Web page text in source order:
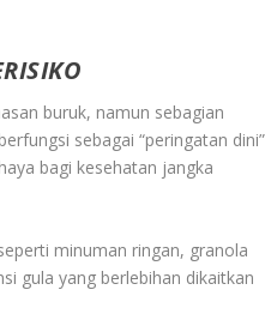
buruk, namun sebagian
sebagai “peringatan dini”
bagi kesehatan jangka
minuman ringan, granola
gula yang berlebihan dikaitkan